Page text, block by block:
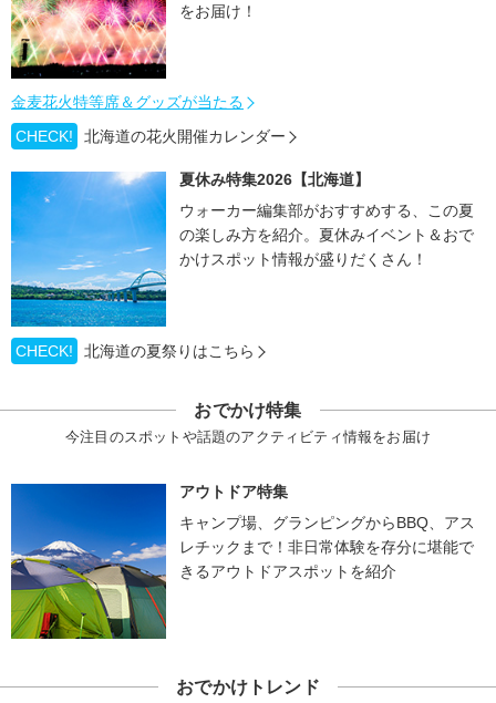
をお届け！
金麦花火特等席＆グッズが当たる
CHECK!
北海道の花火開催カレンダー
夏休み特集2026【北海道】
ウォーカー編集部がおすすめする、この夏
の楽しみ方を紹介。夏休みイベント＆おで
かけスポット情報が盛りだくさん！
CHECK! 北海道の夏祭りはこちら
おでかけ特集
今注目のスポットや話題のアクティビティ情報をお届け
アウトドア特集
キャンプ場、グランピングからBBQ、アス
レチックまで！非日常体験を存分に堪能で
きるアウトドアスポットを紹介
おでかけトレンド